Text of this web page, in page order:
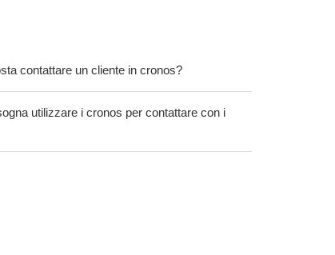
contattare un cliente in cronos?
utilizzare i cronos per contattare con i